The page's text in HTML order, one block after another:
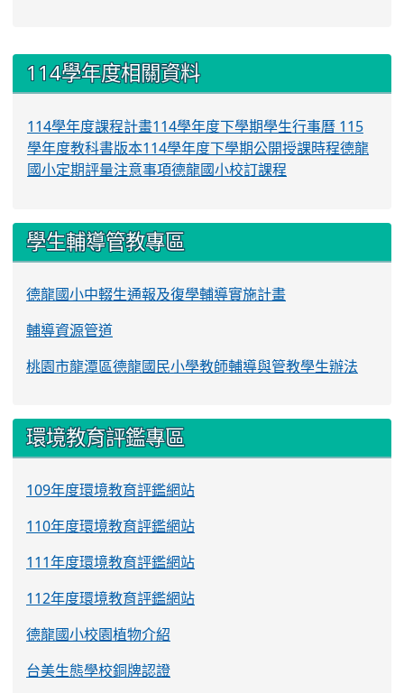
::: 114學年度相關資料
114學年度課程計畫114學年度下學期學生行事曆 115
學年度教科書版本114學年度下學期公開授課時程德龍
國小定期評量注意事項德龍國小校訂課程
學生輔導管教專區
德龍國小中輟生通報及復學輔導實施計畫
輔導資源管道
桃園市龍潭區德龍國民小學教師輔導與管教學生辦法
環境教育評鑑專區
109年度環境教育評鑑網站
110年度環境教育評鑑網站
111年度環境教育評鑑網站
112年度環境教育評鑑網站
德龍國小校園植物介紹
台美生態學校銅牌認證